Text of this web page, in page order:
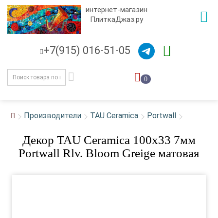
интернет-магазин
ПлиткаДжаз.ру
+7(915) 016-51-05
0
Производители TAU Ceramica Portwall
Декор TAU Ceramica 100x33 7мм
Portwall Rlv. Bloom Greige матовая